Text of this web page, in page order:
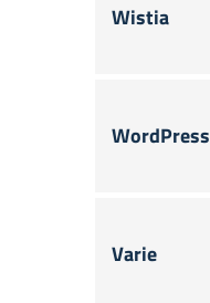
Wistia
WordPress
Varie